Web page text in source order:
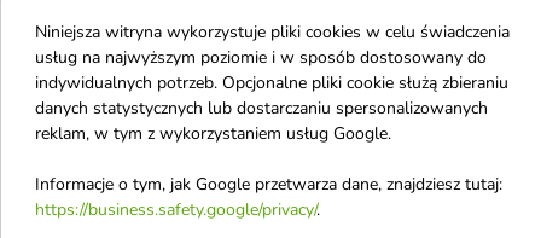
Moschino I Love Love
Woda toaletowa dla
33,72 €
Niniejsza witryna wykorzystuje pliki cookies w celu świadczenia
usług na najwyższym poziomie i w sposób dostosowany do
indywidualnych potrzeb. Opcjonalne pliki cookie służą zbieraniu
danych statystycznych lub dostarczaniu spersonalizowanych
reklam, w tym z wykorzystaniem usług Google.
Informacje o tym, jak Google przetwarza dane, znajdziesz tutaj:
https://business.safety.google/privacy/.